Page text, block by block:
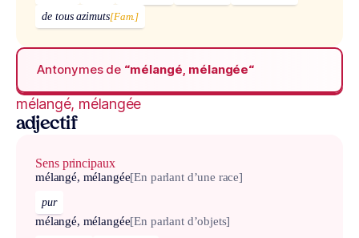
de tous azimuts[Fam.]
Antonymes de “mélangé, mélangée“
mélangé, mélangée
adjectif
Sens principaux
mélangé, mélangée[En parlant d’une race]
pur
mélangé, mélangée[En parlant d’objets]